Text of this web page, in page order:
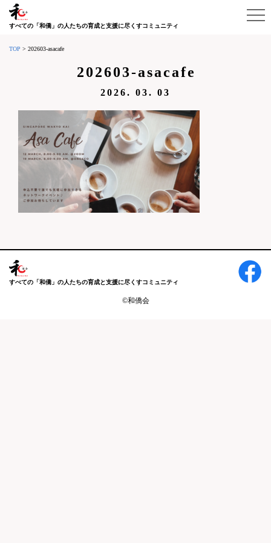
すべての「和僑」の人たちの育成と支援に尽くすコミュニティ
TOP > 202603-asacafe
202603-asacafe
2026. 03. 03
すべての「和僑」の人たちの育成と支援に尽くすコミュニティ
©和僑会